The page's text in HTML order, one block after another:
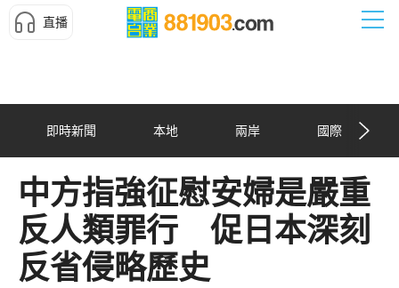
直播
即時新聞 本地 兩岸 國際
中方指強征慰安婦是嚴重
反人類罪行 促日本深刻
反省侵略歷史